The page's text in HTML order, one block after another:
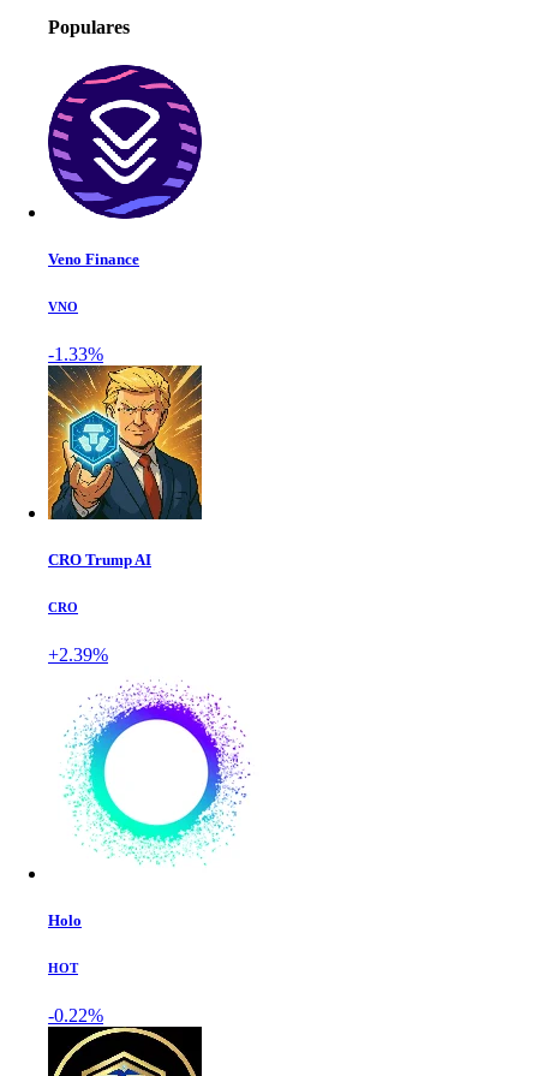
Populares
Veno Finance
VNO
-1.33%
CRO Trump AI
CRO
+2.39%
Holo
HOT
-0.22%